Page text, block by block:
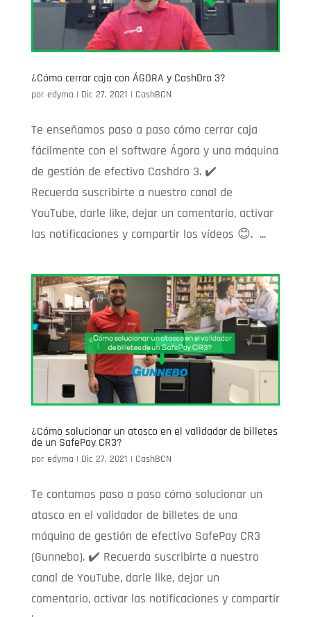
¿Cómo cerrar caja con ÁGORA y CashDro 3?
por edyma | Dic 27, 2021 | CashBCN
Te enseñamos paso a paso cómo cerrar caja
fácilmente con el software Ágora y una máquina
de gestión de efectivo Cashdro 3. ✔️
Recuerda suscribirte a nuestro canal de
YouTube, darle like, dejar un comentario, activar
las notificaciones y compartir los vídeos 😊. ...
¿Cómo solucionar un atasco en el validador de billetes
de un SafePay CR3?
por edyma | Dic 27, 2021 | CashBCN
Te contamos paso a paso cómo solucionar un
atasco en el validador de billetes de una
máquina de gestión de efectivo SafePay CR3
(Gunnebo). ✔️ Recuerda suscribirte a nuestro
canal de YouTube, darle like, dejar un
comentario, activar las notificaciones y compartir